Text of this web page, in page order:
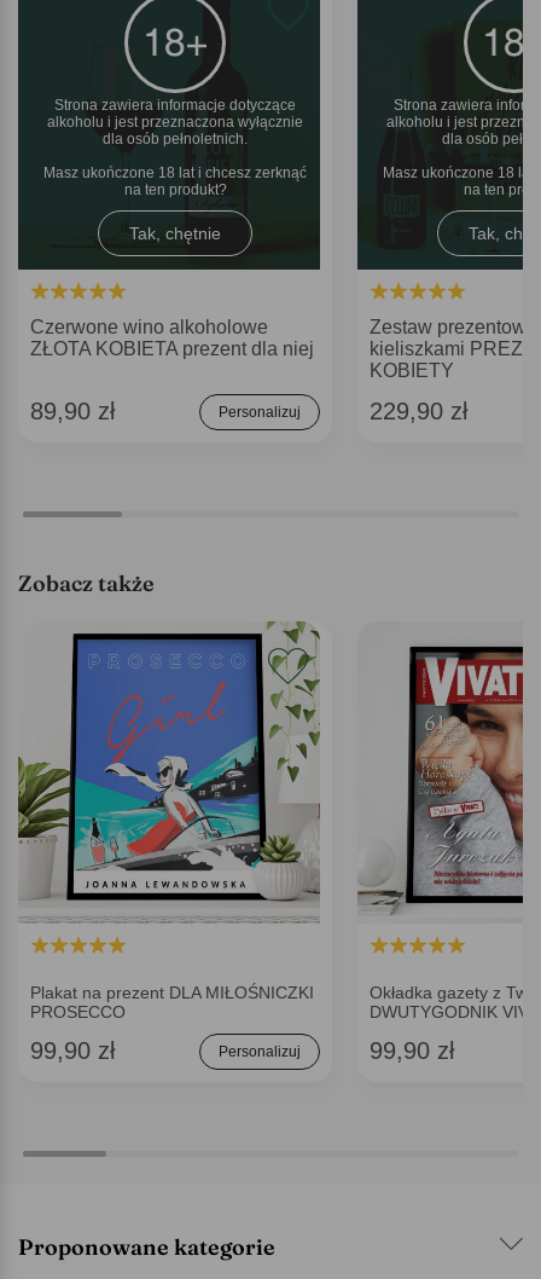
Strona zawiera informacje dotyczące
alkoholu i jest przeznaczona wyłącznie
dla osób pełnoletnich.
Masz ukończone 18 lat i chcesz zerknąć
na ten produkt
Tak, chętnie
Czerwone wino alkoholowe
ZŁOTA KOBIETA prezent dla niej
89,90 zł Personalizuj
Strona zawiera
alkoholu i jest
dla osób
Masz ukończone 18 lat
na ten
Tak,
Zestaw
kieliszkami
KOBIETY
229,90 zł
Zobacz także
Plakat na prezent DLA MIŁOŚNICZKI
PROSECCO
99,90 zł Personalizuj
Okładka gazety z
DWUTYGODNIK
99,90 zł
Proponowane kategorie